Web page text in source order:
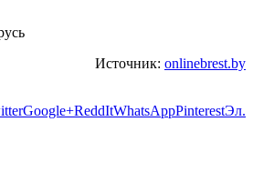
Источник: onlinebrest.by
Google+ReddItWhatsAppPinterestЭл.